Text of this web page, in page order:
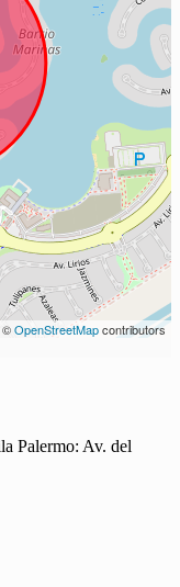
©OpenStreetMapcontributors
Palermo: Av. del